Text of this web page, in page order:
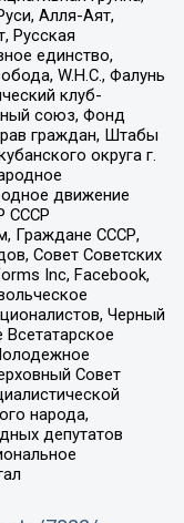
Алля-Аят,
Русская
единство,
W.H.С., Фалунь
клуб-
союз, Фонд
граждан, Штабы
округа г.
движение
СССР
Граждане СССР,
Совет Советских
Inc, Facebook,
Черный
Всетатарское
Совет
народа,
депутатов